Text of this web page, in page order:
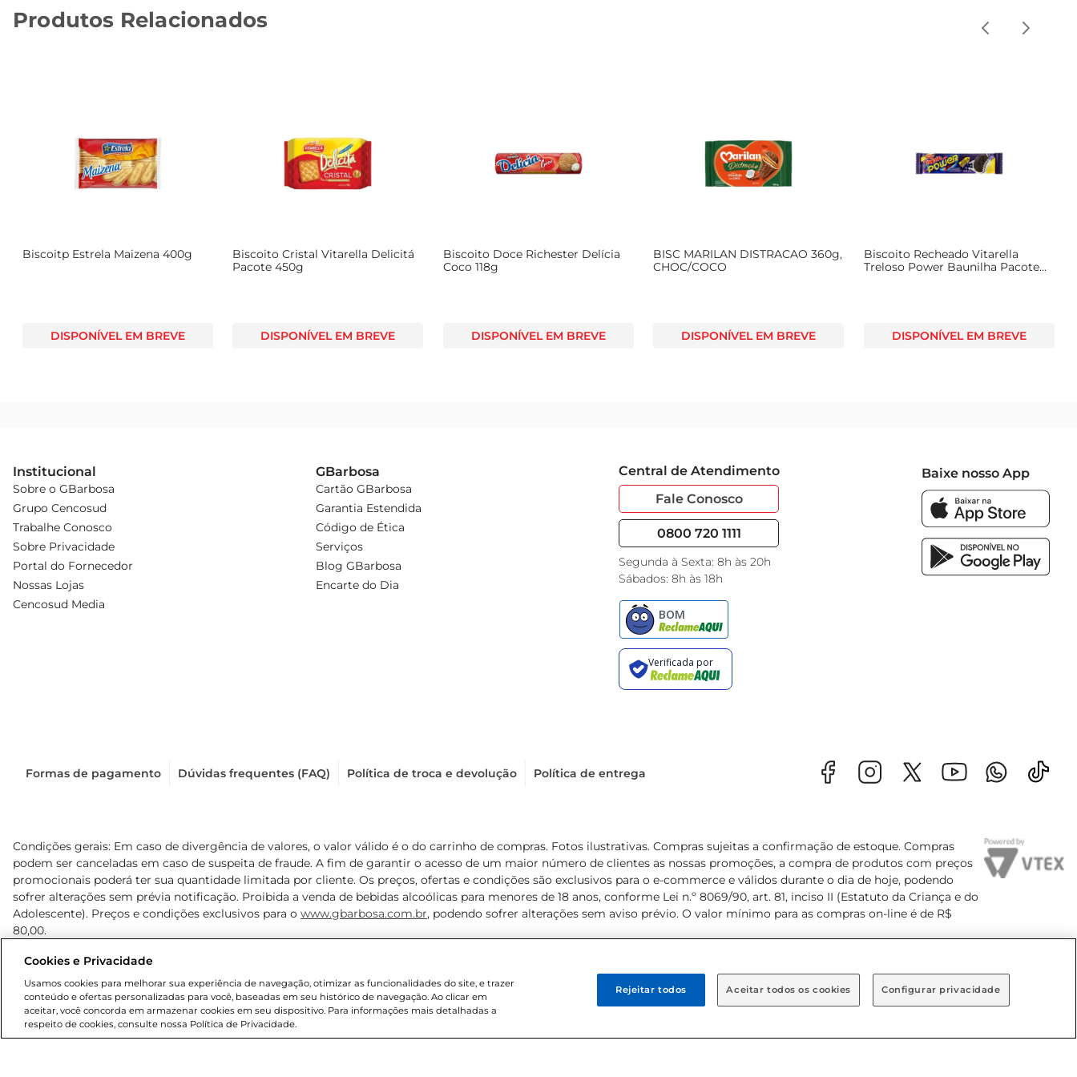
Produtos Relacionados
Biscoitp Estrela Maizena 400g
DISPONÍVEL EM BREVE
Biscoito Cristal Vitarella Delicitá
Pacote 450g
DISPONÍVEL EM BREVE
Biscoito Doce Richester Delícia
Coco 118g
DISPONÍVEL EM BREVE
BISC MARILAN DISTRACAO 360g,
CHOC/COCO
DISPONÍVEL EM BREVE
Biscoito Recheado Vitarella
Treloso Power Baunilha Pacote
DISPONÍVEL EM BREVE
Institucional
Sobre o GBarbosa
Grupo Cencosud
Trabalhe Conosco
Sobre Privacidade
Portal do Fornecedor
Nossas Lojas
Cencosud Media
GBarbosa
Cartão GBarbosa
Garantia Estendida
Código de Ética
Serviços
Blog GBarbosa
Encarte do Dia
Central de Atendimento
Fale Conosco
0800 720 1111
Segunda à Sexta: 8h às 20h
Sábados: 8h às 18h
Baixe nosso App
Formas de pagamento Dúvidas frequentes (FAQ) Política de troca e devolução Política de entrega
Condições gerais: Em caso de divergência de valores, o valor válido é o do carrinho de compras. Fotos ilustrativas. Compras sujeitas a confirmação de estoque. Compras
podem ser canceladas em caso de suspeita de fraude. A fim de garantir o acesso de um maior número de clientes as nossas promoções, a compra de produtos com preços
promocionais poderá ter sua quantidade limitada por cliente. Os preços, ofertas e condições são exclusivos para o e-commerce e válidos durante o dia de hoje, podendo
sofrer alterações sem prévia notificação. Proibida a venda de bebidas alcoólicas para menores de 18 anos, conforme Lei n.º 8069/90, art. 81, inciso II (Estatuto da Criança e do
Adolescente). Preços e condições exclusivos para o www.gbarbosa.com.br, podendo sofrer alterações sem aviso prévio. O valor mínimo para as compras on-line é de R$
80,00.
Cookies e Privacidade
Usamos cookies para melhorar sua experiência de navegação, otimizar as funcionalidades do site, e trazer
conteúdo e ofertas personalizadas para você, baseadas em seu histórico de navegação. Ao clicar em
aceitar, você concorda em armazenar cookies em seu dispositivo. Para informações mais detalhadas a
respeito de cookies, consulte nossa Política de Privacidade.
Configurar privacidade
Rejeitar todos Aceitar todos os cookies